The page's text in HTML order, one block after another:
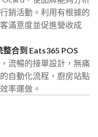
銷活動。利用有根據的
滿意度並促進營收成
合到 Eats365 POS
流暢的接單設計，無痛
自動化流程，廚房站點
率運做。